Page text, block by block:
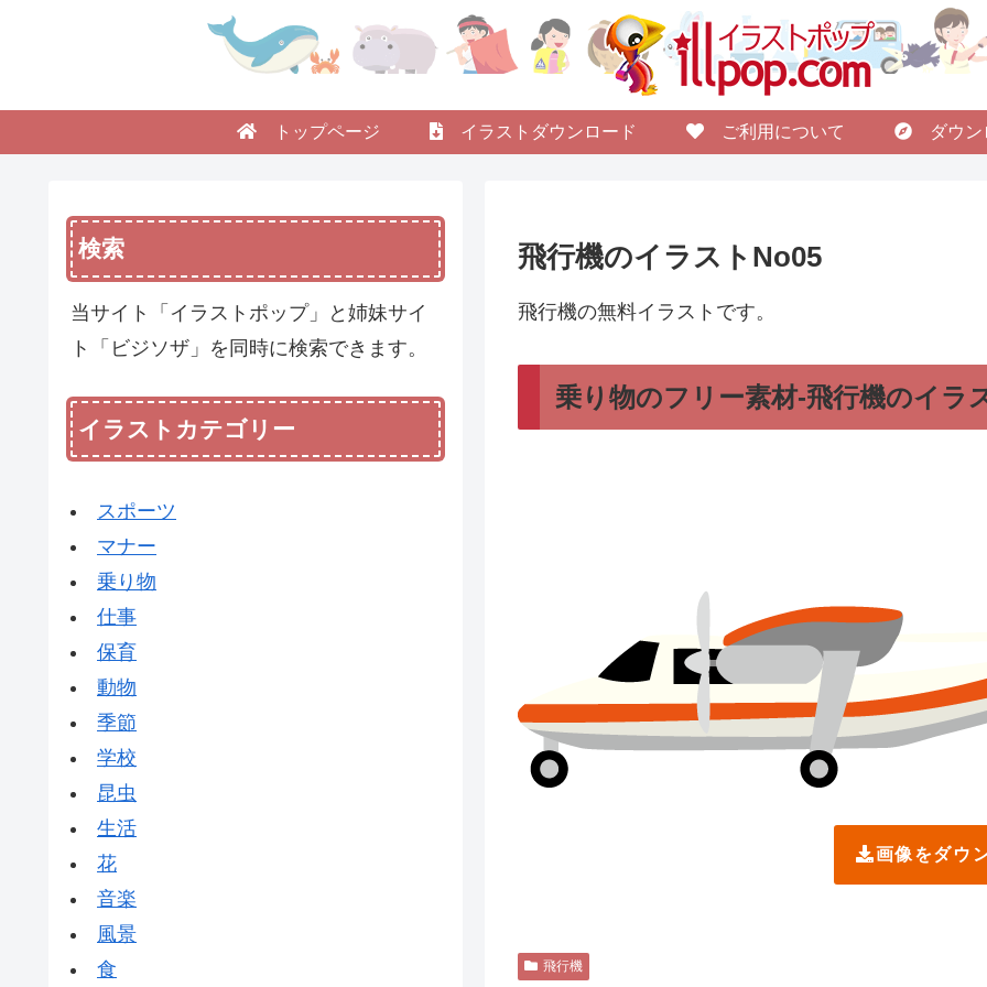
トップページ イラストダウンロード ご利用について ダウン
飛行機のイラストNo05
飛行機の無料イラストです。
乗り物のフリー素材-飛行機のイラ
画像をダウ
飛行機
検索
当サイト「イラストポップ」と姉妹サイ
ト「ビジソザ」を同時に検索できます。
イラストカテゴリー
スポーツ
マナー
乗り物
仕事
保育
動物
季節
学校
昆虫
生活
花
音楽
風景
食